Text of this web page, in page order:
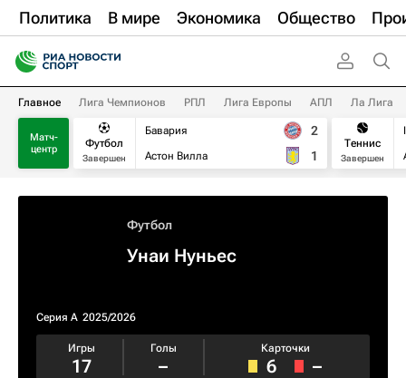
Политика В мире Экономика Общество
Главное Лига Чемпионов РПЛ Лига Европы АПЛ Ла Лига
Матч-
центр
Футбол
Завершен
Бавария
Астон Вилла
2
1
Теннис
Завершен
Футбол
Унаи Нуньес
Серия А 2025/2026
Игры
17
Голы
–
Карточки
6 –